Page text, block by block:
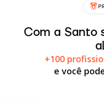
Com a Santo
+100
e você